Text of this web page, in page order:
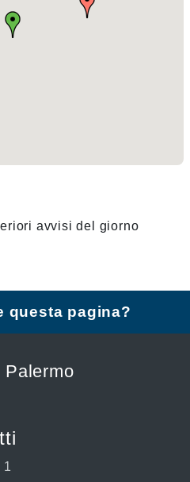
avvisi del giorno
questa pagina?
Palermo
1